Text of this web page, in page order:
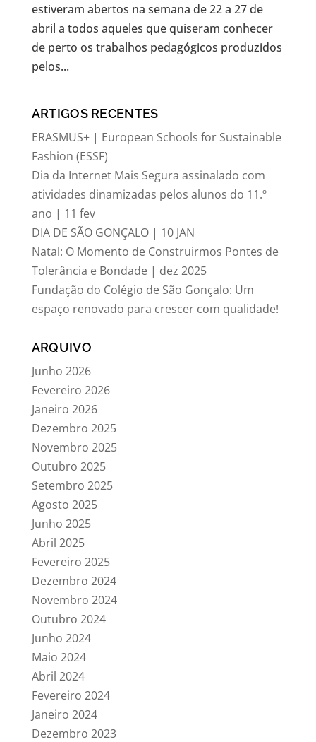
estiveram abertos na semana de 22 a 27 de
abril a todos aqueles que quiseram conhecer
de perto os trabalhos pedagógicos produzidos
pelos...
ARTIGOS RECENTES
ERASMUS+ | European Schools for Sustainable
Fashion (ESSF)
Dia da Internet Mais Segura assinalado com
atividades dinamizadas pelos alunos do 11.º
ano | 11 fev
DIA DE SÃO GONÇALO | 10 JAN
Natal: O Momento de Construirmos Pontes de
Tolerância e Bondade | dez 2025
Fundação do Colégio de São Gonçalo: Um
espaço renovado para crescer com qualidade!
ARQUIVO
Junho 2026
Fevereiro 2026
Janeiro 2026
Dezembro 2025
Novembro 2025
Outubro 2025
Setembro 2025
Agosto 2025
Junho 2025
Abril 2025
Fevereiro 2025
Dezembro 2024
Novembro 2024
Outubro 2024
Junho 2024
Maio 2024
Abril 2024
Fevereiro 2024
Janeiro 2024
Dezembro 2023